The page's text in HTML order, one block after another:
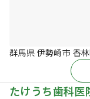
群馬県 伊勢崎市 香
たけうち歯科医